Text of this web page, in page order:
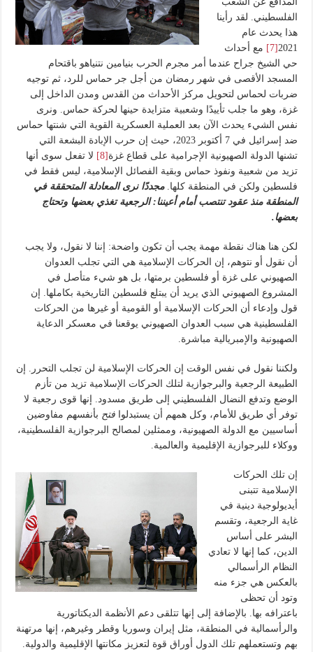
الفلسطيني. لقد رأينا
هذا يحدث عام
2021
[7]
مع أحداث
حي الشيخ جراح عندما أمر مجرم الحرب بنيامين نتنياهو باقتحام
المسجد الأقصى في شهر رمضان من أجل جر حماس للرد، ثم توجيه
ضربات لحماس لتحويل مركز الأحداث من القدس ومدن الداخل إلى
غزة، وهو ما جلب تأييدًا وشعبية متزايدة حينها لحركة حماس. ونرى
نفس الشيء يحدث الآن بعد العملية العسكرية القوية التي شنتها حماس
ضد إسرائيل في 7 أكتوبر 2023، حيث إن حرب الإبادة البشعة التي
تشنها الدولة الصهيونية الإجرامية على قطاع غزة [8]
لا تفعل سوى أنها
تزيد من شعبية ونفوذ حماس وبقية الفصائل الإسلامية، ليس فقط في
فلسطين ولكن في المنطقة كلها.مجددًا نرى المعادلة المتحققة في
المنطقة منذ عقود تنتصب أمام أعيننا: الرجعية تغذي بعضها وتحتاج
بعضها.
لكن هنا هناك نقطة مهمة يجب أن تكون واضحة: إننا لا نقول، ولا يجب
أن نقول أو نتوهم، إن الحركات الإسلامية هي التي تجلب العدوان
الصهيوني على غزة أو فلسطين برمتها، بل هو شيء متأصل في
المشروع الصهيوني الذي يريد أن يبتلع فلسطين التاريخية بكاملها. إن
قول وإدعاء أن الحركات الإسلامية أو القومية أو غيرها من الحركات
الفلسطينية هي سبب العدوان الصهيوني يوقعنا في معسكر الدعاية
الصهيونية والإمبريالية مباشرة.
ولكننا نقول في نفس الوقت إن الحركات الإسلامية لن تجلب التحرر. إن
الطبيعة الرجعية والبرجوازية لتلك الحركات الإسلامية تزيد من تأزم
الوضع وتدفع النضال الفلسطيني إلى طريق مسدود. إنها قوى رجعية لا
توفر أي طريق للأمام، وكل همهم أن يستبدلوافتح بأنفسهم مفاوضين
أساسيين مع الدولة الصهيونية، وممثلين لمصالح البرجوازية الفلسطينية،
ووكلاء للبرجوازية الإقليمية والعالمية.
إن تلك الحركات
الإسلامية تتبنى
أيديولوجية دينية في
غاية الرجعية، وتقسم
البشر على أساس
الدين، كما إنها لا تعادي
النظام الرأسمالي
بالعكس هي جزء منه
وتود أن تحظى
باعترافه بها. بالإضافة إلى إنها تتلقى دعم الأنظمة الديكتاتورية
والرأسمالية في المنطقة، مثل إيران وسوريا وقطر وغيرهم، إنها مرتهنة
بهم وتستعملهم تلك الدول أوراق قوة لتعزيز مكانتها الإقليمية والدولية.